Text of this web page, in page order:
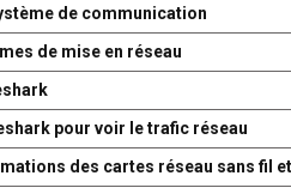
de communication
de mise en réseau
pour voir le trafic réseau
des cartes réseau sans fil